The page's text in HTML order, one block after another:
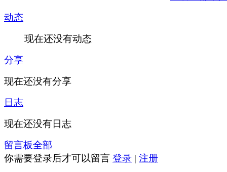
动态
现在还没有动态
分享
现在还没有分享
日志
现在还没有日志
留言板全部
你需要登录后才可以留言 登录 | 注册